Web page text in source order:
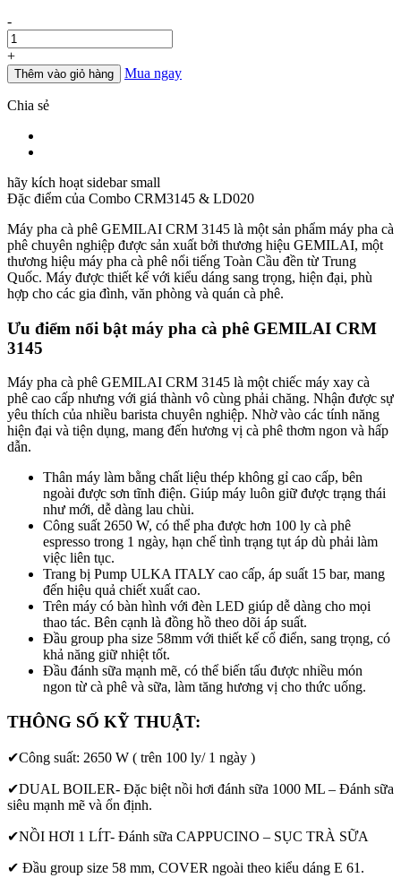
Số
lượng
-
+
Thêm vào giỏ hàng Mua ngay
Chia sẻ
hãy kích hoạt sidebar small
Đặc điểm của Combo CRM3145 & LD020
Máy pha cà phê GEMILAI CRM 3145 là một sản phẩm máy pha cà
phê chuyên nghiệp được sản xuất bởi thương hiệu GEMILAI, một
thương hiệu máy pha cà phê nổi tiếng Toàn Cầu đền từ Trung
Quốc. Máy được thiết kế với kiểu dáng sang trọng, hiện đại, phù
hợp cho các gia đình, văn phòng và quán cà phê.
Ưu điểm nổi bật máy pha cà phê GEMILAI CRM
3145
Máy pha cà phê GEMILAI CRM 3145 là một chiếc máy xay cà
phê cao cấp nhưng với giá thành vô cùng phải chăng. Nhận được sự
yêu thích của nhiều barista chuyên nghiệp. Nhờ vào các tính năng
hiện đại và tiện dụng, mang đến hương vị cà phê thơm ngon và hấp
dẫn.
Thân máy làm bằng chất liệu thép không gỉ cao cấp, bên
ngoài được sơn tĩnh điện. Giúp máy luôn giữ được trạng thái
như mới, dễ dàng lau chùi.
Công suất 2650 W, có thể pha được hơn 100 ly cà phê
espresso trong 1 ngày, hạn chế tình trạng tụt áp dù phải làm
việc liên tục.
Trang bị Pump ULKA ITALY cao cấp, áp suất 15 bar, mang
đến hiệu quả chiết xuất cao.
Trên máy có bàn hình với đèn LED giúp dễ dàng cho mọi
thao tác. Bên cạnh là đồng hồ theo dõi áp suất.
Đầu group pha size 58mm với thiết kế cổ điển, sang trọng, có
khả năng giữ nhiệt tốt.
Đầu đánh sữa mạnh mẽ, có thể biến tấu được nhiều món
ngon từ cà phê và sữa, làm tăng hương vị cho thức uống.
THÔNG SỐ KỸ THUẬT:
✔Công suất: 2650 W ( trên 100 ly/ 1 ngày )
✔DUAL BOILER- Đặc biệt nồi hơi đánh sữa 1000 ML – Đánh sữa
siêu mạnh mẽ và ổn định.
✔NỒI HƠI 1 LÍT- Đánh sữa CAPPUCINO – SỤC TRÀ SỮA
✔ Đầu group size 58 mm, COVER ngoài theo kiểu dáng E 61.